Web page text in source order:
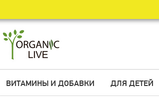
ВИТАМИНЫ И ДОБАВКИ ДЛЯ ДЕТЕЙ